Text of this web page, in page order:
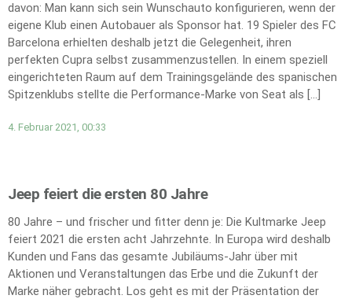
davon: Man kann sich sein Wunschauto konfigurieren, wenn der
eigene Klub einen Autobauer als Sponsor hat. 19 Spieler des FC
Barcelona erhielten deshalb jetzt die Gelegenheit, ihren
perfekten Cupra selbst zusammenzustellen. In einem speziell
eingerichteten Raum auf dem Trainingsgelände des spanischen
Spitzenklubs stellte die Performance-Marke von Seat als […]
4. Februar 2021, 00:33
Jeep feiert die ersten 80 Jahre
80 Jahre – und frischer und fitter denn je: Die Kultmarke Jeep
feiert 2021 die ersten acht Jahrzehnte. In Europa wird deshalb
Kunden und Fans das gesamte Jubiläums-Jahr über mit
Aktionen und Veranstaltungen das Erbe und die Zukunft der
Marke näher gebracht. Los geht es mit der Präsentation der